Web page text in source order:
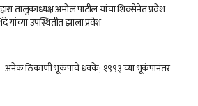
तालुकाध्यक्ष अमोल पाटील यांचा शिवसेनेत प्रवेश –
यांच्या उपस्थितीत झाला प्रवेश
– अनेक ठिकाणी भूकंपाचे धक्के; १९९३ च्या भूकंपानंतर